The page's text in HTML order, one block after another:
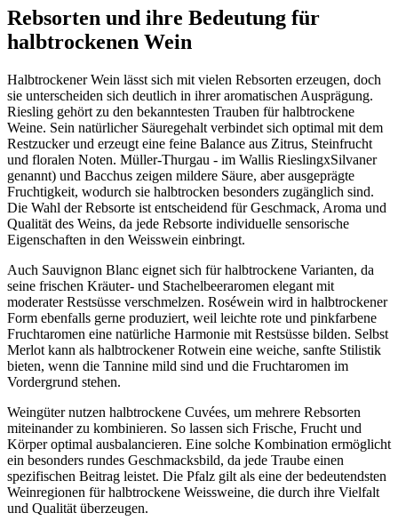
Rebsorten und ihre Bedeutung für
halbtrockenen Wein
Halbtrockener Wein lässt sich mit vielen Rebsorten erzeugen, doch
sie unterscheiden sich deutlich in ihrer aromatischen Ausprägung.
Riesling gehört zu den bekanntesten Trauben für halbtrockene
Weine. Sein natürlicher Säuregehalt verbindet sich optimal mit dem
Restzucker und erzeugt eine feine Balance aus Zitrus, Steinfrucht
und floralen Noten. Müller-Thurgau - im Wallis RieslingxSilvaner
genannt) und Bacchus zeigen mildere Säure, aber ausgeprägte
Fruchtigkeit, wodurch sie halbtrocken besonders zugänglich sind.
Die Wahl der Rebsorte ist entscheidend für Geschmack, Aroma und
Qualität des Weins, da jede Rebsorte individuelle sensorische
Eigenschaften in den Weisswein einbringt.
Auch Sauvignon Blanc eignet sich für halbtrockene Varianten, da
seine frischen Kräuter- und Stachelbeeraromen elegant mit
moderater Restsüsse verschmelzen. Roséwein wird in halbtrockener
Form ebenfalls gerne produziert, weil leichte rote und pinkfarbene
Fruchtaromen eine natürliche Harmonie mit Restsüsse bilden. Selbst
Merlot kann als halbtrockener Rotwein eine weiche, sanfte Stilistik
bieten, wenn die Tannine mild sind und die Fruchtaromen im
Vordergrund stehen.
Weingüter nutzen halbtrockene Cuvées, um mehrere Rebsorten
miteinander zu kombinieren. So lassen sich Frische, Frucht und
Körper optimal ausbalancieren. Eine solche Kombination ermöglicht
ein besonders rundes Geschmacksbild, da jede Traube einen
spezifischen Beitrag leistet. Die Pfalz gilt als eine der bedeutendsten
Weinregionen für halbtrockene Weissweine, die durch ihre Vielfalt
und Qualität überzeugen.